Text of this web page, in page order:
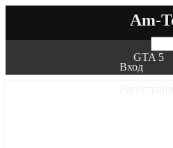
Am-
Вход
GTA 5